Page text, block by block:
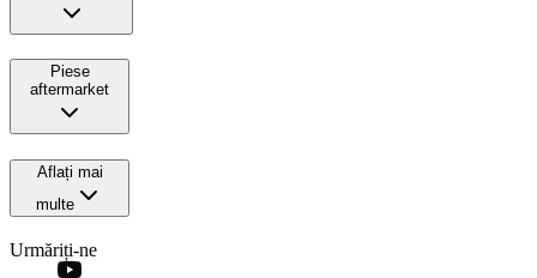
Piese
aftermarket
Aflați mai
multe
Urmăriți-ne